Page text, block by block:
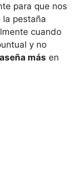
para que nos
la pestaña
cuando
y no
más en